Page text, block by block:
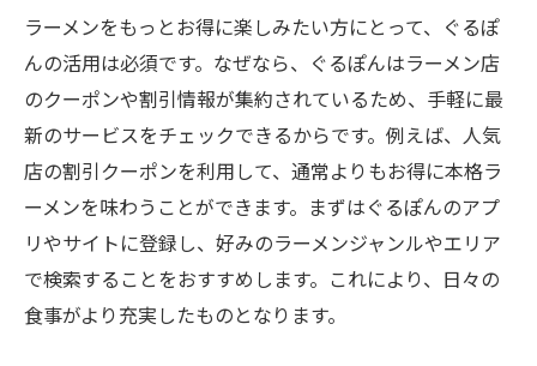
ラーメン選びで失敗しないためのポイント
集
お得なラーメンを賢く見極める方法とは
ラーメン割引情報を活かした選び方のコツ
ラーメンの味とコスパを両立する選択術
話題のラーメンをお得に選ぶための基準
ラーメン選びで後悔しないお得情報の集め
方
ラーメンをもっとお得に楽しみたい方にとって、ぐるぽ
んの活用は必須です。なぜなら、ぐるぽんはラーメン店
のクーポンや割引情報が集約されているため、手軽に最
新のサービスをチェックできるからです。例えば、人気
店の割引クーポンを利用して、通常よりもお得に本格ラ
ーメンを味わうことができます。まずはぐるぽんのアプ
リやサイトに登録し、好みのラーメンジャンルやエリア
で検索することをおすすめします。これにより、日々の
食事がより充実したものとなります。